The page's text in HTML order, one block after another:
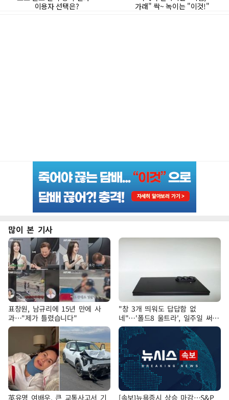
많이 본 기사
표창원, 남규리에 15년 만에 사
과…"제가 틀렸습니다"
"창 3개 띄워도 답답함 없
네"…'폴드8 울트라', 일주일 써보
니
英유명 여배우, 큰 교통사고서 기 [속보]뉴욕증시 상승 마감…S&P